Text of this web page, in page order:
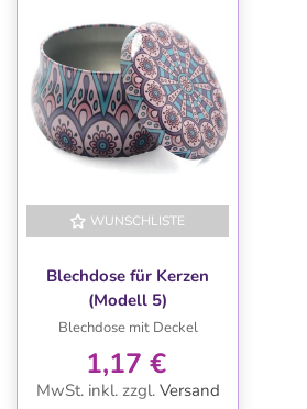
WUNSCHLISTE
Blechdose für Kerzen
(Modell 5)
Blechdose mit Deckel
1,17 €
MwSt. inkl. zzgl. Versand